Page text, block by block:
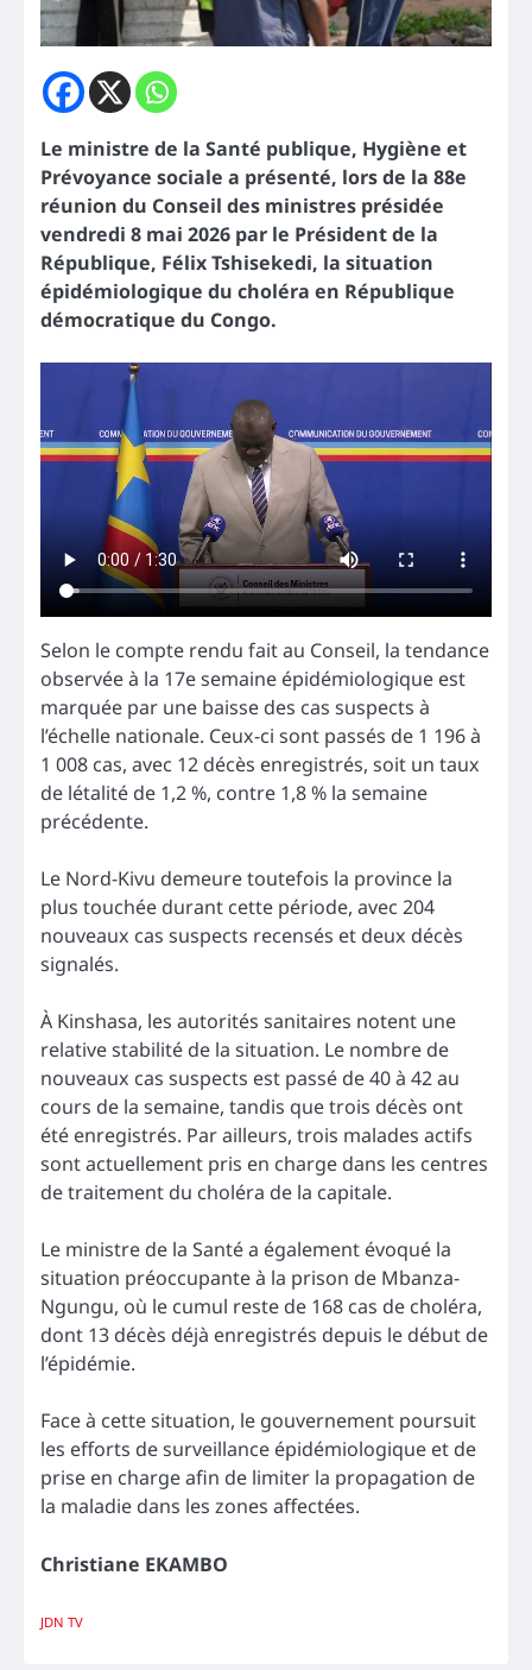
Le ministre de la Santé publique, Hygiène et
Prévoyance sociale a présenté, lors de la 88e
réunion du Conseil des ministres présidée
vendredi 8 mai 2026 par le Président de la
République, Félix Tshisekedi, la situation
épidémiologique du choléra en République
démocratique du Congo.
Selon le compte rendu fait au Conseil, la tendance
observée à la 17e semaine épidémiologique est
marquée par une baisse des cas suspects à
l’échelle nationale. Ceux-ci sont passés de 1 196 à
1 008 cas, avec 12 décès enregistrés, soit un taux
de létalité de 1,2 %, contre 1,8 % la semaine
précédente.
Le Nord-Kivu demeure toutefois la province la
plus touchée durant cette période, avec 204
nouveaux cas suspects recensés et deux décès
signalés.
À Kinshasa, les autorités sanitaires notent une
relative stabilité de la situation. Le nombre de
nouveaux cas suspects est passé de 40 à 42 au
cours de la semaine, tandis que trois décès ont
été enregistrés. Par ailleurs, trois malades actifs
sont actuellement pris en charge dans les centres
de traitement du choléra de la capitale.
Le ministre de la Santé a également évoqué la
situation préoccupante à la prison de Mbanza-
Ngungu, où le cumul reste de 168 cas de choléra,
dont 13 décès déjà enregistrés depuis le début de
l’épidémie.
Face à cette situation, le gouvernement poursuit
les efforts de surveillance épidémiologique et de
prise en charge afin de limiter la propagation de
la maladie dans les zones affectées.
Christiane EKAMBO
JDN TV